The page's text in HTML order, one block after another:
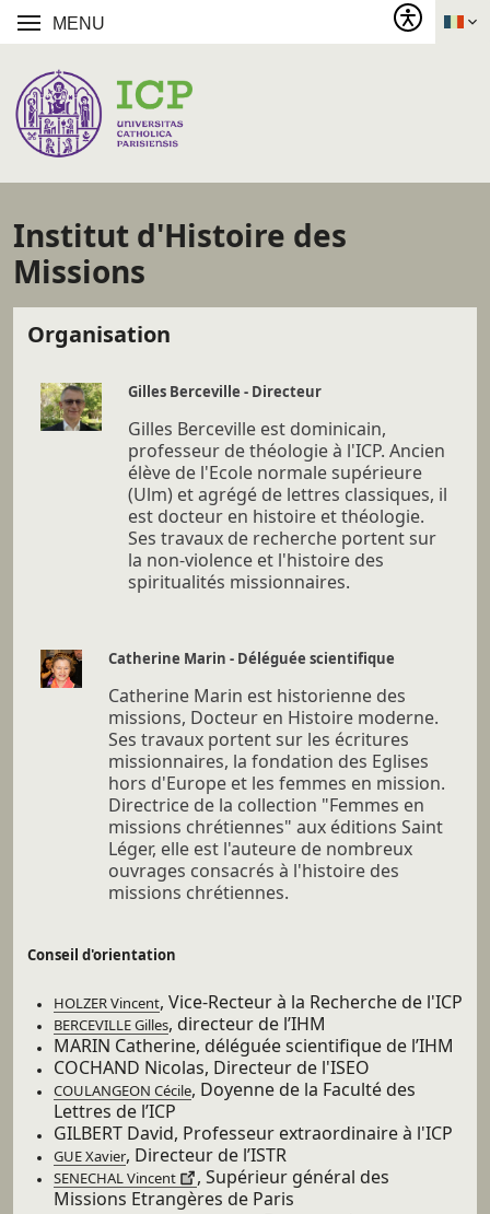
MENU
Institut d'Histoire des
Missions
Organisation
Gilles Berceville - Directeur
Gilles Berceville est dominicain,
professeur de théologie à l'ICP. Ancien
élève de l'Ecole normale supérieure
(Ulm) et agrégé de lettres classiques, il
est docteur en histoire et théologie.
Ses travaux de recherche portent sur
la non-violence et l'histoire des
spiritualités missionnaires.
Catherine Marin - Déléguée scientifique
Catherine Marin est historienne des
missions, Docteur en Histoire moderne.
Ses travaux portent sur les écritures
missionnaires, la fondation des Eglises
hors d'Europe et les femmes en mission.
Directrice de la collection "Femmes en
missions chrétiennes" aux éditions Saint
Léger, elle est l'auteure de nombreux
ouvrages consacrés à l'histoire des
missions chrétiennes.
Conseil d'orientation
HOLZER Vincent, Vice-Recteur à la Recherche de l'ICP
BERCEVILLE Gilles, directeur de l’IHM
MARIN Catherine, déléguée scientifique de l’IHM
COCHAND Nicolas, Directeur de l'ISEO
COULANGEON Cécile, Doyenne de la Faculté des
Lettres de l’ICP
GILBERT David, Professeur extraordinaire à l'ICP
GUE Xavier, Directeur de l’ISTR
SENECHAL Vincent
, Supérieur général des
Missions Etrangères de Paris